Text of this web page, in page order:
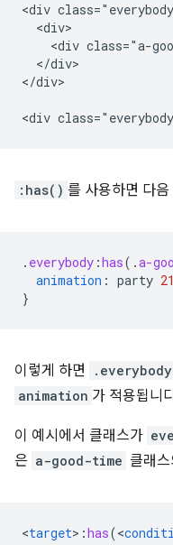
<div
  <div>
<div class="a-
  </div>
</div>
:has() 를 사용하면 다
. everybody :has( .a-
animation : party
}
이렇게 하면 .everybody
animation 가 적용됩니
이 예시에서 클래스가
은 a-good-time 클래
<target> :has(<